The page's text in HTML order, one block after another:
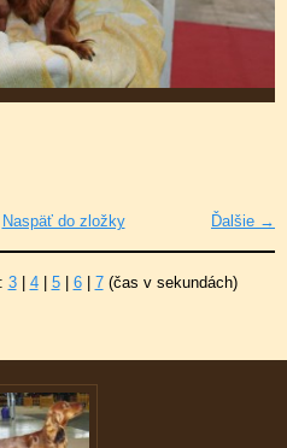
Ďalšie →
Naspäť do zložky
3| 4| 5| 6| 7(čas v sekundách)